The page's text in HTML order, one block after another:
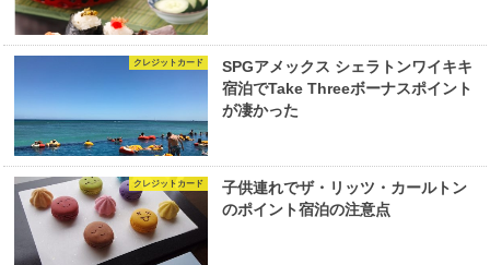
クレジットカード
SPGアメックス シェラトンワイキキ
宿泊でTake Threeボーナスポイント
が凄かった
クレジットカード
子供連れでザ・リッツ・カールトン
のポイント宿泊の注意点